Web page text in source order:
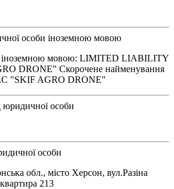
особи іноземною мовою
іноземною мовою: LIMITED LIABILITY
DRONE" Скорочене найменування
"SKIF AGRO DRONE"
юридичної особи
особи
обл., місто Херсон, вул.Разіна
213